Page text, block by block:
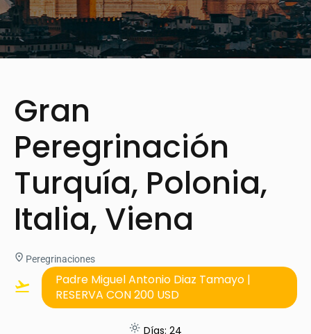
Gran
Peregrinación
Turquía, Polonia,
Italia, Viena
Peregrinaciones
Padre Miguel Antonio Diaz Tamayo |
RESERVA CON 200 USD
Días: 24